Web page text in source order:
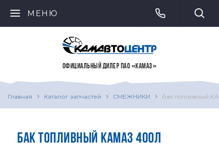
МЕНЮ
ОФИЦИАЛЬНЫЙ ДИЛЕР ПАО «КАМАЗ»
Главная Каталог запчастей СМЕЖНИКИ бак топливный
БАК ТОПЛИВНЫЙ КАМАЗ 400Л